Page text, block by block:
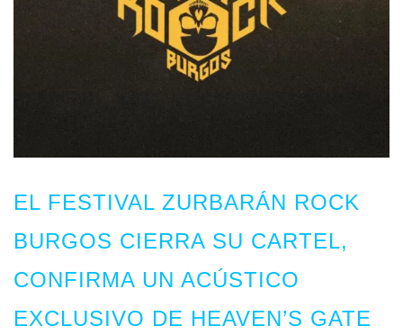
EL FESTIVAL ZURBARÁN ROCK
BURGOS CIERRA SU CARTEL,
CONFIRMA UN ACÚSTICO
EXCLUSIVO DE HEAVEN’S GATE